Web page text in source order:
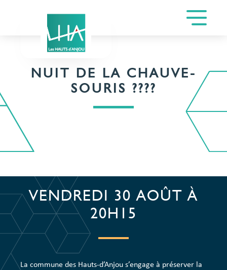
NUIT DE LA CHAUVE-
SOURIS ????
VENDREDI 30 AOÛT À
20H15
La commune des Hauts-d’Anjou s’engage à préserver la